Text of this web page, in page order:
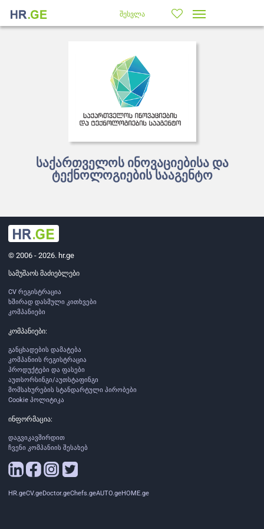
შესვლა
საქართველოს ინოვაციებისა და
ტექნოლოგიების სააგენტო
© 2006 - 2026. hr.ge
სამუშაოს მაძიებლები
CV რეგისტრაცია
ხშირად დასმული კითხვები
კომპანიები
კომპანიები:
განცხადების დამატება
კომპანიის რეგისტრაცია
პროდუქტები და ფასები
აუთსორსინგი/აუთსტაფინგი
მომსახურების სტანდარტული პირობები
Cookie პოლიტიკა
ინფორმაცია:
დაგვიკავშირდით
ჩვენი კომპანიის შესახებ
HR.geCV.geDoctor.geChefs.geAUTO.geHOME.ge